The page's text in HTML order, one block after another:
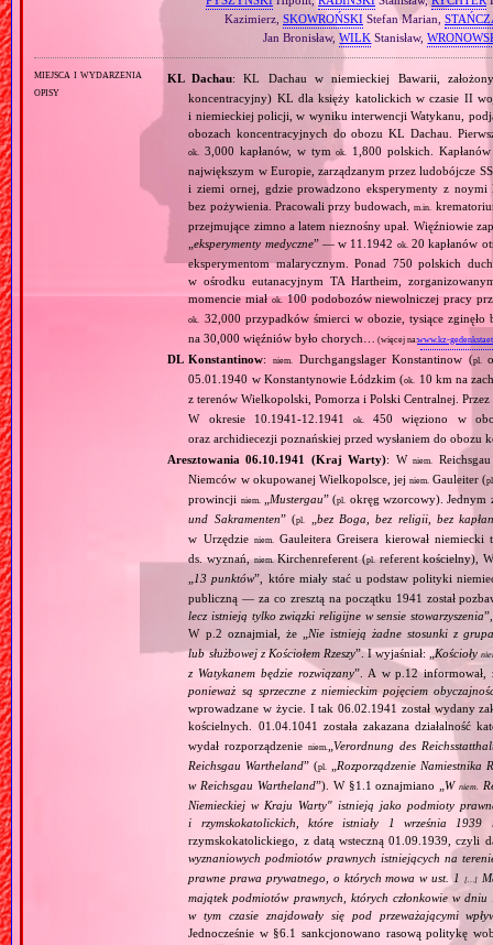
Kazimierz, SKOWROŃSKIStefan Marian,
Jan Bronisław,WILK Stanisław,
miejsca i wydarzenia
opisy
KL Dachau: KL Dachau w niemieckiej Bawarii,
koncentracyjny) KL dla księży katolickich w czasie II
i niemieckiej policji, w wyniku interwencji Watykanu,
obozach koncentracyjnych do obozu KL Dachau.
ok. 3,000 kapłanów, w tymok.
1,800 polskich.
największym w Europie, zarządzanym przez ludobójcze
i ziemi ornej, gdzie prowadzono eksperymenty z
bez pożywienia. Pracowali przy budowach,m.in.
przejmujące zimno a latem nieznośny upał. Więźniowie
„eksperymenty medyczne” — w 11.1942 ok. 20 kapłanów
eksperymentom malarycznym. Ponad 750 polskich
w ośrodku eutanacyjnym TA Hartheim,
momencie miałok.100 podobozów niewolniczej pracy
ok.
32,000 przypadków śmierci w obozie, tysiące
na 30,000 więźniów było chorych…
(więcej na:www.kz-
DL Konstantinow: niem. Durchgangslager Konstantinow (pl.
05.01.1940 w Konstantynowie Łódzkim (ok.
10 km na
z terenów Wielkopolski, Pomorza i Polski Centralnej.
W okresie 10.1941‐12.1941ok.
450 więziono w
oraz archidiecezji poznańskiej przed wysłaniem do obozu
Aresztowania 06.10.1941 (Kraj Warty): Wniem.
Niemców w okupowanej Wielkopolsce, jejniem. Gauleiter (
prowincji niem. Mustergau” (pl.
okręg wzorcowy).
und Sakramenten” (pl.
bez Boga, bez religii, bez
w Urzędzie niem.
Gauleitera Greisera kierował
ds. wyznań,niem.Kirchenreferent (pl.referent kościelny),
13 punktów”, które miały stać u podstaw polityki
publiczną — za co zresztą na początku 1941 został
lecz istnieją tylko związki religijne w sensie stowarzyszenia
W p.2 oznajmiał, że „ Nie istnieją żadne stosunki z
lub służbowej z Kościołem Rzeszy”. I wyjaśniał: „Kościoły
z Watykanem będzie rozwiązany”. A w p.12 informował,
ponieważ są sprzeczne z niemieckim pojęciem
wprowadzane w życie. I tak 06.02.1941 został wydany
kościelnych. 01.04.1041 została zakazana działalność
wydał rozporządzenieniem. „Verordnung des
Reichsgau Wartheland” (pl.
Rozporządzenie Namiestnika
w Reichsgau Wartheland”). W §1.1 oznajmiano „W niem.
Niemieckiej w Kraju Warty" istnieją jako podmioty
i rzymskokatolickich, które istniały 1 września
rzymskokatolickiego, z datą wsteczną 01.09.1939, czyli
wyznaniowych podmiotów prawnych istniejących na
prawne prawa prywatnego, o których mowa w ust. 1
[…]
majątek podmiotów prawnych, których członkowie w
w tym czasie znajdowały się pod przeważającymi
Jednocześnie w §6.1 sankcjonowano rasową politykę